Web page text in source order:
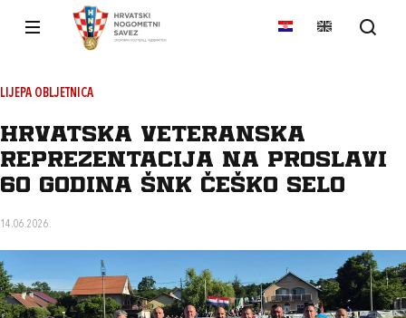
LIJEPA OBLJETNICA
Hrvatska veteranska
reprezentacija na proslavi
60 godina ŠNK Češko Selo
14.06.2026.